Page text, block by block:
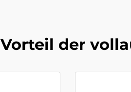
Vorteil der